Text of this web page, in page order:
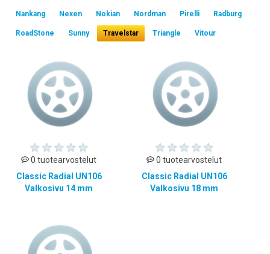
Nankang Nexen Nokian Nordman Pirelli Radburg
RoadStone Sunny Travelstar Triangle Vitour
0 tuotearvostelut
Classic Radial UN106
Valkosivu 14 mm
0 tuotearvostelut
Classic Radial UN106
Valkosivu 18 mm